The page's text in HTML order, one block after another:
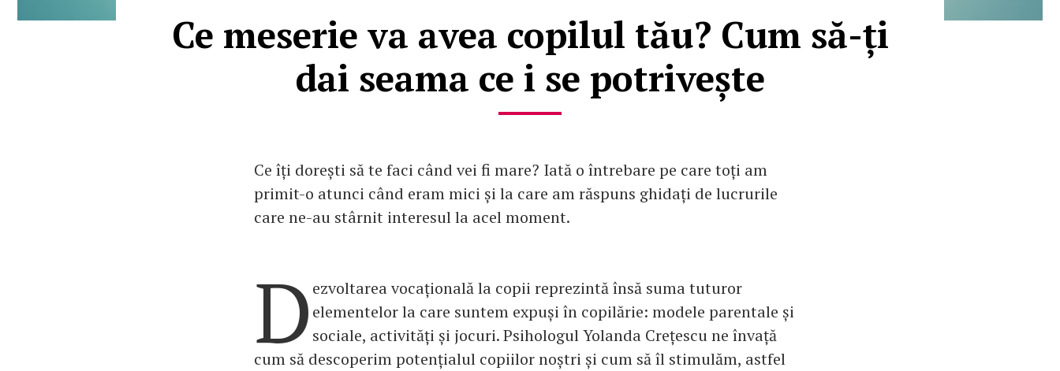
Ce meserie va avea copilul tău? Cum să-ți
dai seama ce i se potrivește
Ce îți dorești să te faci când vei fi mare? Iată o întrebare pe care toți am
primit-o atunci când eram mici și la care am răspuns ghidați de lucrurile
care ne-au stârnit interesul la acel moment.
D ezvoltarea vocațională la copii reprezintă însă suma tuturor
elementelor la care suntem expuși în copilărie: modele parentale și
sociale, activități și jocuri. Psihologul Yolanda Crețescu ne învață
cum să descoperim potențialul copiilor noștri și cum să îl stimulăm, astfel